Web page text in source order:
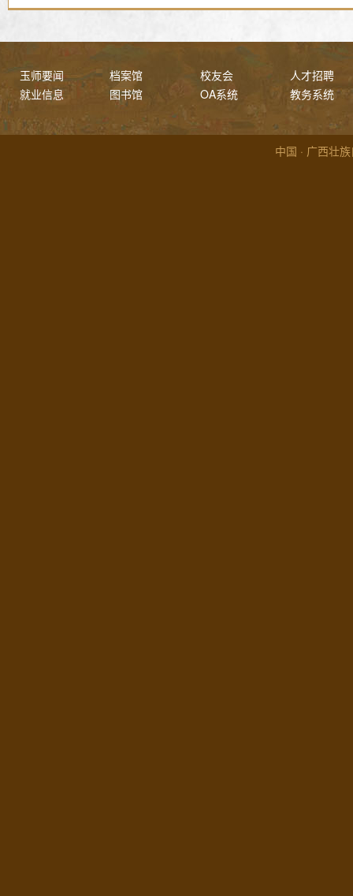
玉师要闻
就业信息
档案馆
图书馆
校友会
OA系统
人才招聘
教务系统
中国 · 广西壮